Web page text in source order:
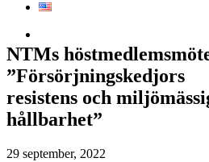
NTMs
”Försörjningskedjors
resistens och
hållbarhet”
29 september, 2022